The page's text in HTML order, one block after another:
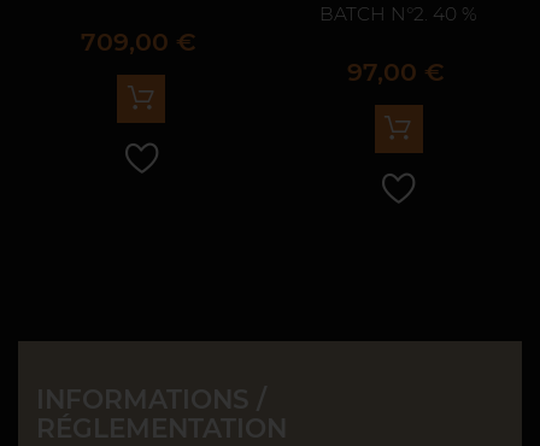
Prix
709,00 €
BATCH N°2. 40 %
Prix
97,00 €
INFORMATIONS /
RÉGLEMENTATION